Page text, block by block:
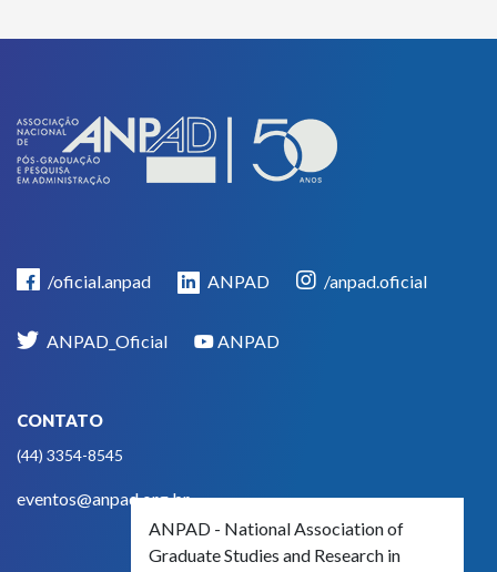
/oficial.anpad ANPAD /anpad.oficial
ANPAD_Oficial ANPAD
CONTATO
(44) 3354-8545
eventos@anpad.org.br
ANPAD - National Association of
Graduate Studies and Research in